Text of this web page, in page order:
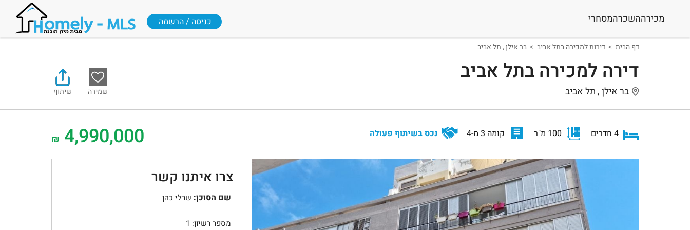
מכירההשכרהמסחרי כניסה / הרשמה
דף הבית דירות למכירה בתל אביב בר אילן , תל אביב
דירה למכירה בתל אביב
בר אילן , תל אביב שמירה שיתוף
4,990,000
₪ 4 חדרים 100 מ"ר קומה 3 מ-4 נכס בשיתוף פעולה
צרו איתנו קשר
שם הסוכן: שרלי כהן
מספר רשיון: 1